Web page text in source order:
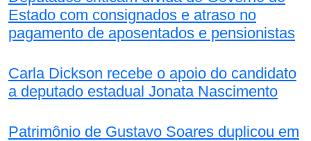
Estado com consignados e atraso no
pagamento de aposentados e pensionistas
Carla Dickson recebe o apoio do candidato
a deputado estadual Jonata Nascimento
Patrimônio de Gustavo Soares duplicou em